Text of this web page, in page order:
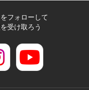
フォローして
受け取ろう